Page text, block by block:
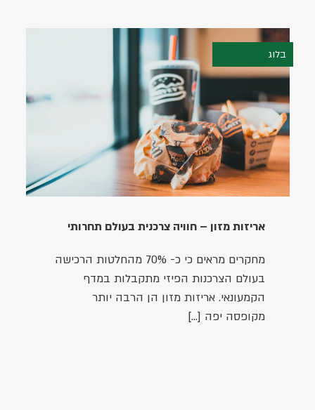
בלוג
10.04.2023
אריזות מזון – חוויה צרכנית בעולם תחרותי
מחקרים מראים כי כ- 70% מהחלטות הרכישה
בעולם הצרכנות הפיזי מתקבלות במדף
הקמעונאי. אריזות מזון הן הרבה יותר
מקופסה יפה […]